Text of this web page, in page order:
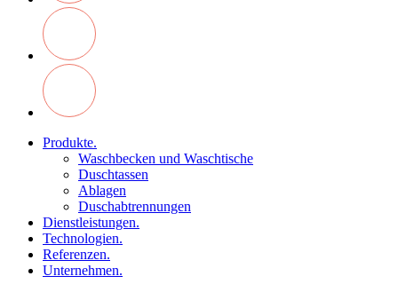
Produkte.
Waschbecken und Waschtische
Duschtassen
Ablagen
Duschabtrennungen
Dienstleistungen.
Technologien.
Referenzen.
Unternehmen.